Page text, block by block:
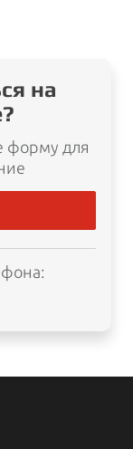
на
форму для